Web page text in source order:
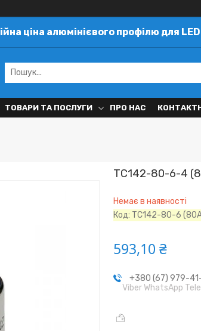
ціна алюмінієвого профілю для
ТОВАРИ ТА ПОСЛУГИ ПРО НАС
ТС142-80-6-4
Немає в наявності
Код: ТС142-80-6
593,10 ₴
+380 (67) 979-
Viber WhatsApp